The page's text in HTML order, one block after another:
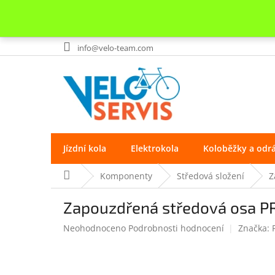
Přejít
na
info@velo-team.com
Jízdní kola Elektrokola Koloběžky a
Domů Komponenty Středová složení
Zapouzdřená středová osa
Průměrné
Neohodnoceno Podrobnosti hodnocení Značka: